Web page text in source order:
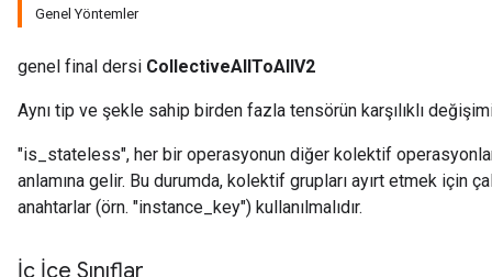
Genel Yöntemler
genel final dersi CollectiveAllToAllV2
Aynı tip ve şekle sahip birden fazla tensörün karşılıklı
"is_stateless", her bir operasyonun diğer kolektif
anlamına gelir. Bu durumda, kolektif grupları ayırt etmek için
anahtarlar (örn. "instance_key") kullanılmalıdır.
İç İçe Sınıflar